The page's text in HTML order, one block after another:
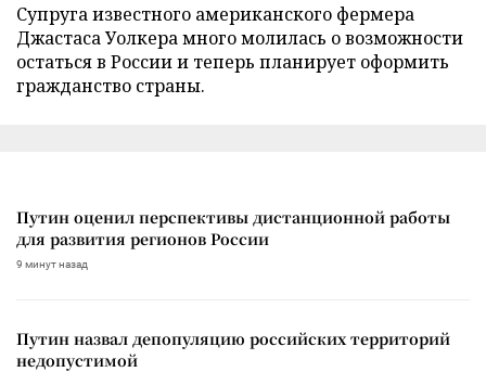
Супруга известного американского фермера
Джастаса Уолкера много молилась о возможности
остаться в России и теперь планирует оформить
гражданство страны.
Путин оценил перспективы дистанционной работы
для развития регионов России
9 минут назад
Путин назвал депопуляцию российских территорий
недопустимой